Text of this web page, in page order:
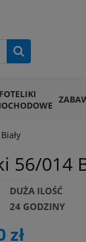
56/014
DUŻA ILOŚĆ
24 GODZINY
zł